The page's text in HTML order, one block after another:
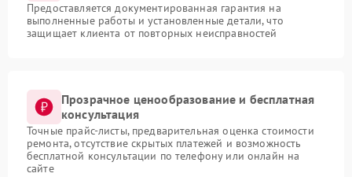
Предоставляется документированная гарантия на
выполненные работы и установленные детали, что
защищает клиента от повторных неисправностей
Прозрачное ценообразование и бесплатная
консультация
Точные прайс-листы, предварительная оценка стоимости
ремонта, отсутствие скрытых платежей и возможность
бесплатной консультации по телефону или онлайн на
сайте